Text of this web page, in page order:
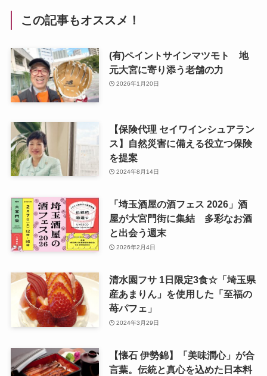
この記事もオススメ！
(有)ペイントサインマツモト 地
元大宮に寄り添う老舗の力
2026年1月20日
【保険代理 セイワインシュアラン
ス】自然災害に備える役立つ保険
を提案
2024年8月14日
「埼玉酒屋の酒フェス 2026」酒
屋が大宮門街に集結 多彩なお酒
と出会う週末
2026年2月4日
清水園フサ 1日限定3食☆「埼玉県
産あまりん」を使用した「至福の
苺パフェ」
2024年3月29日
【懐石 伊勢錦】「美味潤心」が合
言葉。伝統と真心を込めた日本料